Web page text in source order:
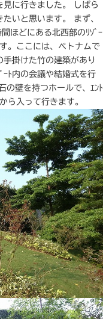
に行きました。 しばら
いと思います。 まず、
ほどにある北西部のﾘｿﾞｰ
。ここには、ベトナムで
掛けた竹の建築があり
ﾄ内の会議や結婚式を行
の壁を持つホールで、ｴﾝﾄ
ら入って行きます。